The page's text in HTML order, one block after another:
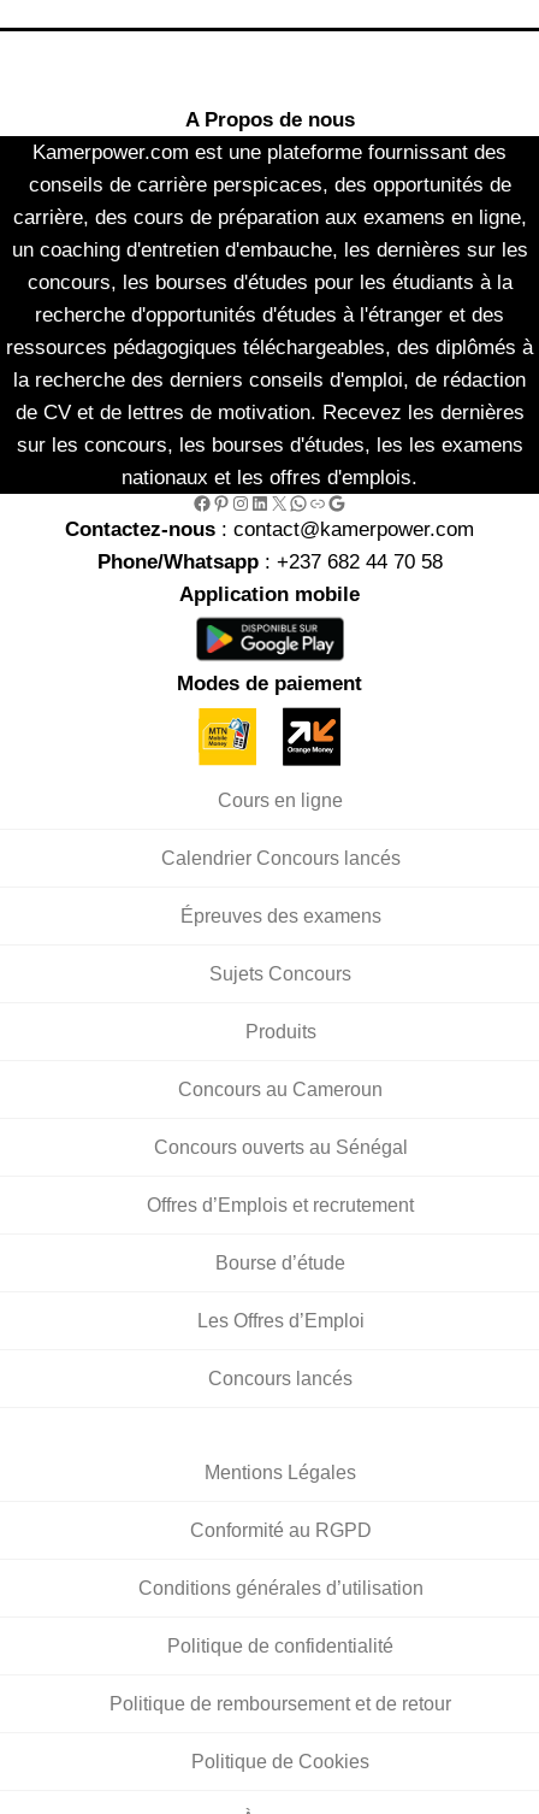
A Propos de nous
Kamerpower.com est une plateforme fournissant des
conseils de carrière perspicaces, des opportunités de
carrière, des cours de préparation aux examens en ligne,
un coaching d'entretien d'embauche, les dernières sur les
concours, les bourses d'études pour les étudiants à la
recherche d'opportunités d'études à l'étranger et des
ressources pédagogiques téléchargeables, des diplômés à
la recherche des derniers conseils d'emploi, de rédaction
de CV et de lettres de motivation. Recevez les dernières
sur les concours, les bourses d'études, les les examens
nationaux et les offres d'emplois.
Facebook Pinterest InstagramLinkedIn X WhatsApp Link Google
Contactez-nous : contact@kamerpower.com
Phone/Whatsapp: +237 682 44 70 58
Application mobile
Modes de paiement
Cours en ligne
Calendrier Concours lancés
Épreuves des examens
Sujets Concours
Produits
Concours au Cameroun
Concours ouverts au Sénégal
Offres d’Emplois et recrutement
Bourse d’étude
Les Offres d’Emploi
Concours lancés
Mentions Légales
Conformité au RGPD
Conditions générales d’utilisation
Politique de confidentialité
Politique de remboursement et de retour
Politique de Cookies